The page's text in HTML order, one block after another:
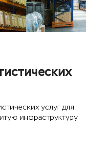
услуг для
инфраструктуру